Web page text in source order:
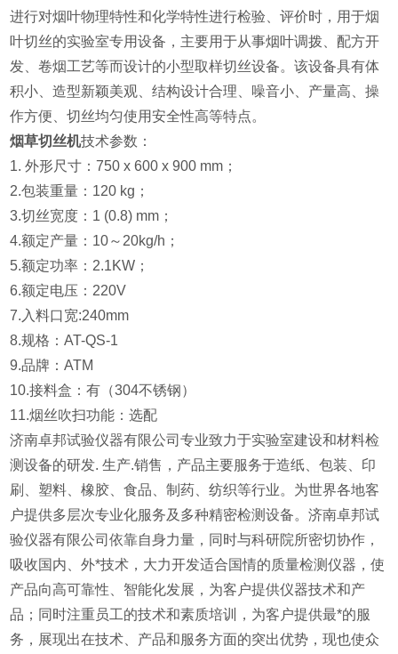
进行对烟叶物理特性和化学特性进行检验、评价时，用于烟
叶切丝的实验室专用设备，主要用于从事烟叶调拨、配方开
发、卷烟工艺等而设计的小型取样切丝设备。该设备具有体
积小、造型新颖美观、结构设计合理、噪音小、产量高、操
作方便、切丝均匀使用安全性高等特点。
烟草切丝机技术参数：
1. 外形尺寸：750 x 600 x 900 mm；
2.包装重量：120 kg；
3.切丝宽度：1 (0.8) mm；
4.额定产量：10～20kg/h；
5.额定功率：2.1KW；
6.额定电压：220V
7.入料口宽:240mm
8.规格：AT-QS-1
9.品牌：ATM
10.接料盒：有（304不锈钢）
11.烟丝吹扫功能：选配
济南卓邦试验仪器有限公司专业致力于实验室建设和材料检
测设备的研发. 生产.销售，产品主要服务于造纸、包装、印
刷、塑料、橡胶、食品、制药、纺织等行业。为世界各地客
户提供多层次专业化服务及多种精密检测设备。济南卓邦试
验仪器有限公司依靠自身力量，同时与科研院所密切协作，
吸收国内、外*技术，大力开发适合国情的质量检测仪器，使
产品向高可靠性、智能化发展，为客户提供仪器技术和产
品；同时注重员工的技术和素质培训，为客户提供最*的服
务，展现出在技术、产品和服务方面的突出优势，现也使众